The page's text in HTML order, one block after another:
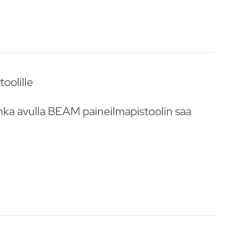
avulla BEAM paineilmapistoolin saa